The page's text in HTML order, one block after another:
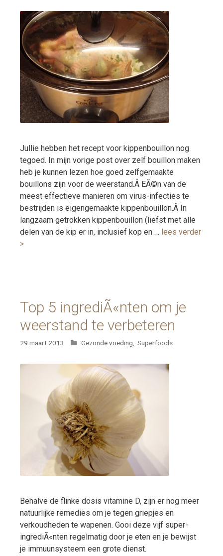
Jullie hebben het recept voor kippenbouillon nog
tegoed. In mijn vorige post over zelf bouillon maken
heb je kunnen lezen hoe goed zelfgemaakte
bouillons zijn voor de weerstand.Â EÃ©n van de
meest effectieve manieren om virus-infecties te
bestrijden is eigengemaakte kippenbouillon.Â In
langzaam getrokken kippenbouillon (liefst met alle
delen van de kip er in, inclusief kop en … lees verder
>
Top 5 ingrediÃ«nten om je
weerstand te verbeteren
29 maart 2013 Categorieën
Gezonde voeding, Superfoods
Behalve de flinke dosis vitamine D, zijn er nog meer
natuurlijke remedies om je tegen griepjes en
verkoudheden te wapenen. Gooi deze vijf super-
ingrediÃ«nten regelmatig door je eten en je bewijst
je immuunsysteem een grote dienst.